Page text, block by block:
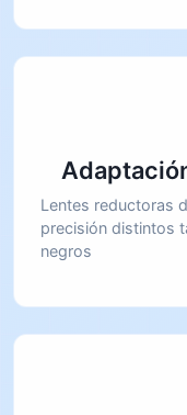
Lentes reductoras
precisión distintos
negros